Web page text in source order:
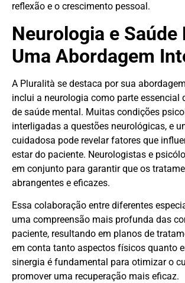
reflexão e o crescimento pessoal.
Neurologia e Saúde
Uma Abordagem
A Pluralità se destaca por sua
inclui a neurologia como parte essencial
de saúde mental. Muitas condições
interligadas a questões neurológicas, e
cuidadosa pode revelar fatores que
estar do paciente. Neurologistas e
em conjunto para garantir que os
abrangentes e eficazes.
Essa colaboração entre diferentes
uma compreensão mais profunda das
paciente, resultando em planos de
em conta tanto aspectos físicos quanto
sinergia é fundamental para otimizar o
promover uma recuperação mais eficaz.